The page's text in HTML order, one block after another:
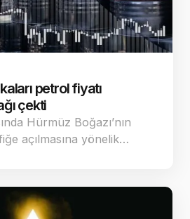
petrol fiyatı
çekti
Hürmüz Boğazı’nın
açılmasına yönelik…